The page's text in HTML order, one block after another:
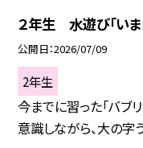
２年生 水遊び「いま
公開日 2026/07/09
2年生
今までに習った「バブ
意識しながら、大の字